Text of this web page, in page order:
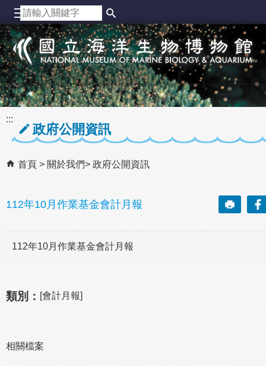
跳到主要內容區塊
:::
政府公開資訊
首頁 關於我們 政府公開資訊
112年10月作業基金會計月報
112年10月作業基金會計月報
類別： [會計月報]
相關檔案